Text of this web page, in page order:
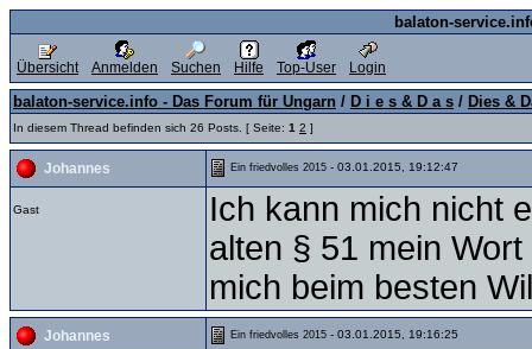
balaton-
Übersicht Anmelden Suchen Hilfe Top-User Login
balaton-service.info - Das Forum für Ungarn / D i e s & D a s / Dies &
In diesem Thread befinden sich 26 Posts. [ Seite: 1 2 ]
Johannes Ein friedvolles 2015 - 03.01.2015, 19:12:47
Gast
Ich kann mich nicht
alten § 51 mein
mich beim besten
Johannes Ein friedvolles 2015 - 03.01.2015, 19:16:25